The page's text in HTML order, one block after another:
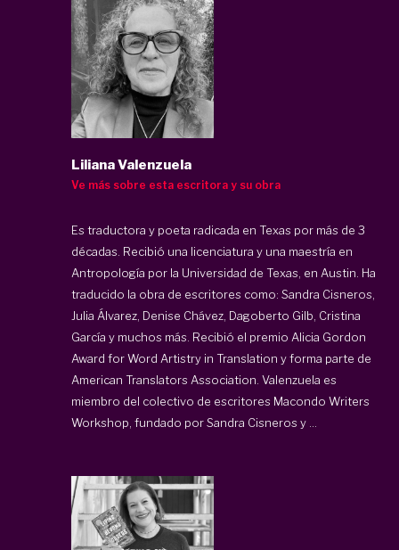
Liliana Valenzuela
Ve más sobre esta escritora y su obra
Es traductora y poeta radicada en Texas por más de 3
décadas. Recibió una licenciatura y una maestría en
Antropología por la Universidad de Texas, en Austin. Ha
traducido la obra de escritores como: Sandra Cisneros,
Julia Álvarez, Denise Chávez, Dagoberto Gilb, Cristina
García y muchos más. Recibió el premio Alicia Gordon
Award for Word Artistry in Translation y forma parte de
American Translators Association. Valenzuela es
miembro del colectivo de escritores Macondo Writers
Workshop, fundado por Sandra Cisneros y ...